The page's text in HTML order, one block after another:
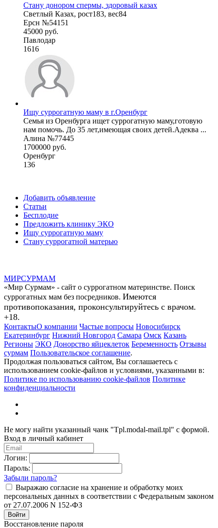
Стану донором спермы, здоровый казах
Светлый Казах, рост183, вес84
Ерсн №54151
45000 руб.
Павлодар
1616
Ищу суррогатную маму в г.Оренбург
Семья из Оренбурга ищет суррогатную маму,готовую
нам помочь. До 35 лет,имеющая своих детей.Адеква ...
Алина №77445
1700000 руб.
Оренбург
136
Добавить объявление
Статьи
Бесплодие
Предложить клинику ЭКО
Ищу суррогатную маму
Стану суррогатной матерью
МИРСУРМАМ
«Мир Сурмам» - сайт о суррогатном материнстве. Поиск
суррогатных мам без посредников. Имеются
противопоказания, проконсультируйтесь с врачом.
+18.
КонтактыО компании Частые вопросы Новосибирск
Екатеринбург Нижний Новгород Самара Омск Казань
Регионы ЭКО Донорство яйцеклеток Беременность Отзывы
сурмам Пользовательское соглашение.
Продолжая пользоваться сайтом, Вы соглашаетесь с
использованием cookie-файлов и условиями, указанными в:
Политике по использованию cookie-файлов Политике
конфиденциальности
Не могу найти указанный чанк "Tpl.modal-mail.tpl" с формой.
Вход в личный кабинет
Логин:
Пароль:
Забыли пароль?
Выражаю согласие на хранение и обработку моих
персональных данных в соответствии с Федеральным законом
от 27.07.2006 N 152-ФЗ
Войти
Восстановление пароля